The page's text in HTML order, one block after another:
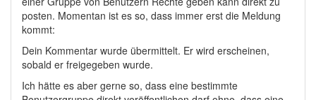
posten. Momentan ist es so, dass immer erst die Meldung
kommt:
Dein Kommentar wurde übermittelt. Er wird erscheinen,
sobald er freigegeben wurde.
Ich hätte es aber gerne so, dass eine bestimmte